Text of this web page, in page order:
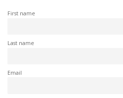
First name
Last name
Email